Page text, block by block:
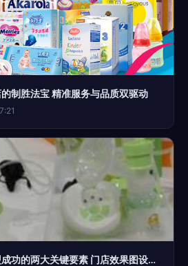
制胜法宝 精准服务与品质双驱动
孕婴专家母婴用品加盟成功的两大关键要素 门店效果图设计与装修氛围打造